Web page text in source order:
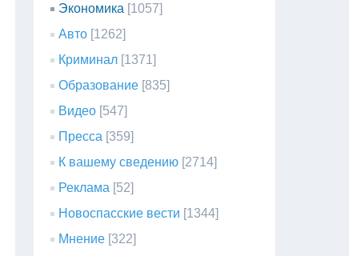
Экономика [1057]
Авто [1262]
Криминал [1371]
Образование [835]
Видео [547]
Пресса [359]
К вашему сведению [2714]
Реклама [52]
Новоспасские вести [1344]
Мнение [322]